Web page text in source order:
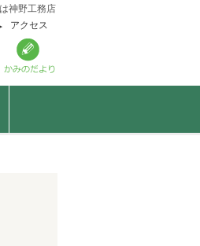
神野工務店
アクセス